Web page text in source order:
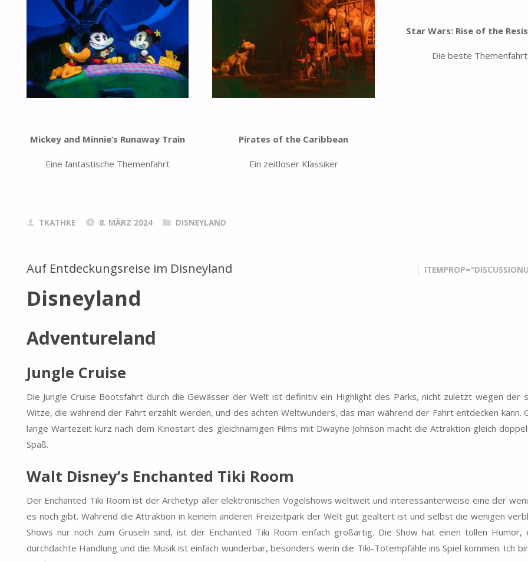
Mickey and Minnie’s Runaway Train
Eine fantastische Themenfahrt
Pirates of the Caribbean
Ein zeitloser Klassiker
Star Wars: Rise of the
Die beste Themenfahrt
TKATHKE 8. MÄRZ 2024 DISNEYLAND
Auf Entdeckungsreise im Disneyland
Disneyland
Adventureland
Jungle Cruise
Die Jungle Cruise Bootsfahrt durch die Gewässer der Welt ist definitiv ein Highlight des Parks, nicht zuletzt wegen der
Witze, die während der Fahrt erzählt werden, und des achten Weltwunders, das man während der Fahrt entdecken kann.
lange Wartezeit kurz nach dem Kinostart des gleichnamigen Films mit Dwayne Johnson macht die Attraktion gleich
Spaß.
Walt Disney’s Enchanted Tiki Room
Der Enchanted Tiki Room ist der Archetyp aller elektronischen Vogelshows weltweit und interessanterweise eine der
es noch gibt. Während die Attraktion in keinem anderen Freizeitpark der Welt gut gealtert ist und selbst die wenigen
Shows nur noch zum Gruseln sind, ist der Enchanted Tiki Room einfach großartig. Die Show hat einen tollen Humor,
durchdachte Handlung und die Musik ist einfach wunderbar, besonders wenn die Tiki-Totempfähle ins Spiel kommen. Ich